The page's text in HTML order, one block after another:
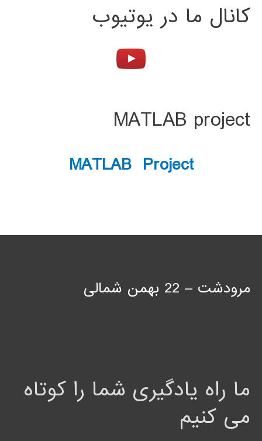
کانال ما در یوتیوب
MATLAB project
MATLAB Project
مرودشت – 22 بهمن شمالی
ما راه یادگیری شما را کوتاه
می کنیم